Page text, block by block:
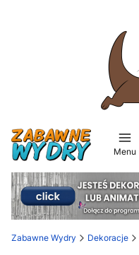
Menu
Zabawne Wydry Dekoracje